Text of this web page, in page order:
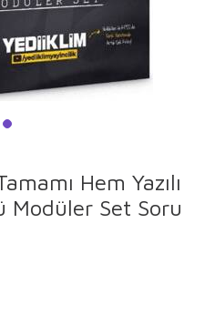
Hem Yazılı
Modüler Set Soru